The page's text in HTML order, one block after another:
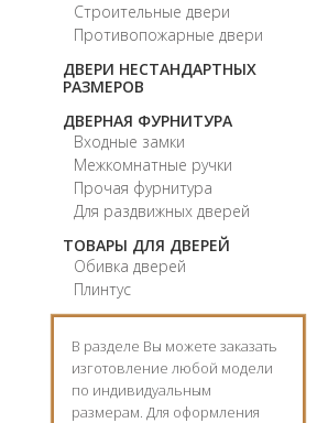
Строительные двери
Противопожарные двери
ДВЕРИ НЕСТАНДАРТНЫХ
РАЗМЕРОВ
ДВЕРНАЯ ФУРНИТУРА
Входные замки
Межкомнатные ручки
Прочая фурнитура
Для раздвижных дверей
ТОВАРЫ ДЛЯ ДВЕРЕЙ
Обивка дверей
Плинтус
В разделе Вы можете заказать
изготовление любой модели
по индивидуальным
размерам. Для оформления